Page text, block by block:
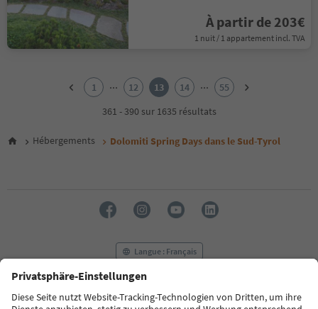
À partir de 203€
1 nuit / 1 appartement incl. TVA
6
16
17
1 ... 12 13 14 ...
55
361 - 390 sur 1635 résultats
Hébergements Dolomiti Spring Days dans le Sud-Tyrol
Langue : Français
FAQ Contactez-nous Presse
MICE